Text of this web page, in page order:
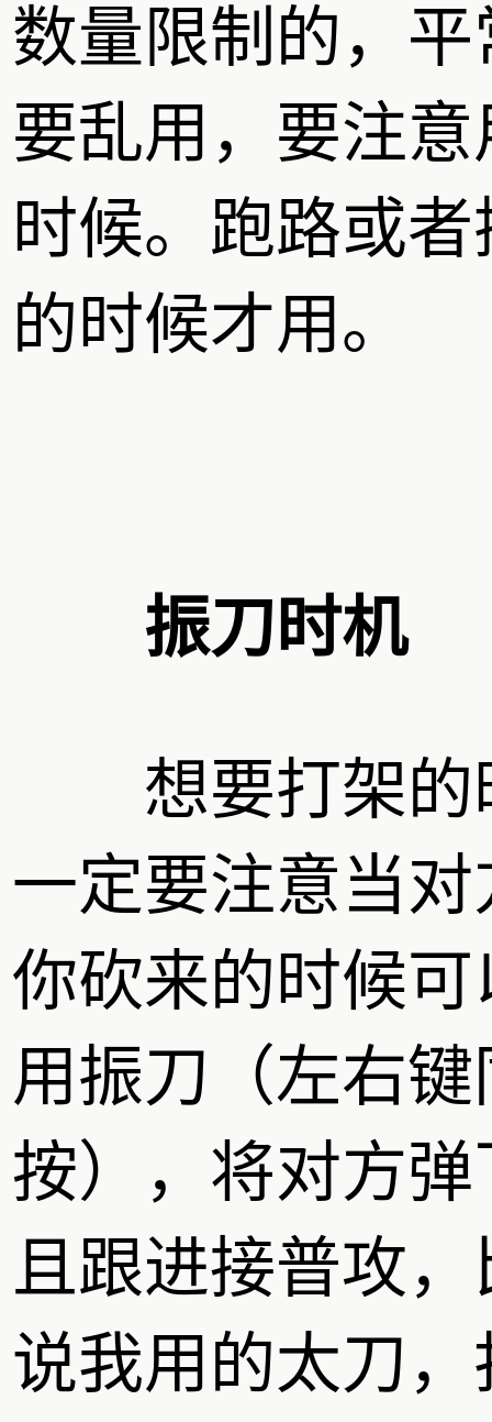
数量限制的，平
要乱用，要注意
时候。跑路或者
的时候才用。
振刀时机
想要打架的
一定要注意当对
你砍来的时候可
用振刀（左右键
按），将对方弹
且跟进接普攻，
说我用的太刀，